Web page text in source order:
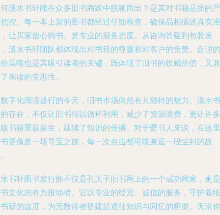
溪水书轩能在众多旧书商家中脱颖而出？是其对书籍品质的严
控。每一本上架的图书都经过仔细检查，确保品相描述真实准
让买家放心购书。是专业的服务态度。从咨询答疑到包装发
溪水书轩团队都体现出对书籍的尊重和对客户的负责。合理的
策略也是其吸引读者的关键，既体现了旧书的收藏价值，又兼
阅读的实惠性。
字化阅读盛行的今天，旧书市场依然有其独特的魅力。溪水书
存在，不仅让旧书得以循环利用，减少了资源浪费，更让许多
书籍重获新生，延续了知识的传播。对于爱书人来说，在这里
更像是一场寻宝之旅，每一次点击都可能邂逅一段尘封的故
书轩图书发行部不仅是孔夫子旧书网上的一个成功商家，更是
文化的有力推动者。它以专业的经营、诚信的服务，守护着纸
籍的温度，为无数读者搭建起通往知识与回忆的桥梁。无论你